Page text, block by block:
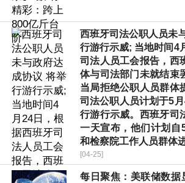
西班牙司法公职人员未
行游行示威; 当地时间4
司法人员工会报告，西
体与司法部门未就结束
当局拒绝公职人员群体
司法公职人员计划于5
行游行示威。西班牙司
一天宣布，他们计划自
和检察院工作人员群体
[04-25]
每日聚焦：美联储数据